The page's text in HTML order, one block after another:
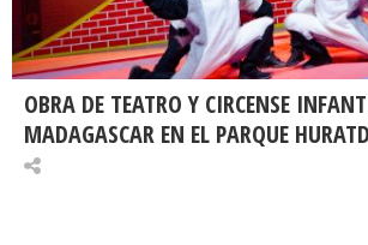
OBRA DE TEATRO Y CIRCENSE
MADAGASCAR EN EL PARQUE